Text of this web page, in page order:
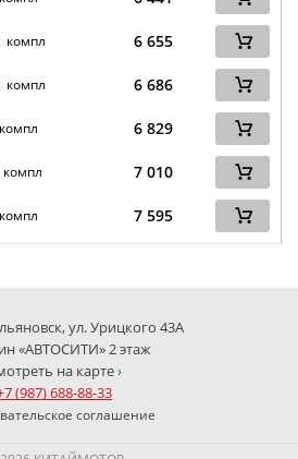
компл 6 655
компл 6 686
6 829
7 010
7 595
ул. Урицкого 43А
«АВТОСИТИ» 2 этаж
на карте ›
(987) 688-88-33
соглашение